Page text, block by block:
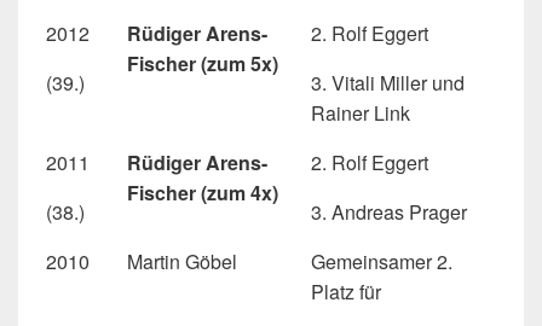
2012
Rüdiger Arens-
Fischer (zum 5x)
2. Rolf Eggert
(39.)
3. Vitali Miller und
Rainer Link
2011
Rüdiger Arens-
Fischer (zum 4x)
2. Rolf Eggert
(38.)
3. Andreas Prager
2010
Martin Göbel
Gemeinsamer 2.
Platz für